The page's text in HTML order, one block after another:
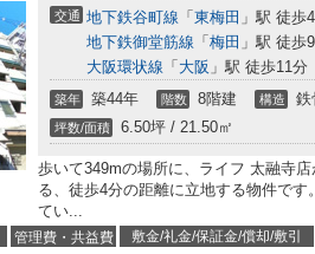
交通 地下鉄谷町線 「 東梅田 」駅 徒歩
地下鉄御堂筋線 「 梅田 」駅 徒歩
大阪環状線 「 大阪 」駅 徒歩11分
築年 築44年 階数 8階建 構造 鉄
坪数/面積 6.50坪 / 21.50㎡
歩いて349mの場所に、ライフ 太融寺
る、徒歩4分の距離に立地する物件で
てい...
管理費・共益費 敷金/礼金/保証金/償却/敷引